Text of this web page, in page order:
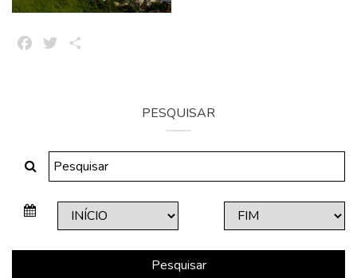
FacebookTwitter
PESQUISAR
Pesquisar